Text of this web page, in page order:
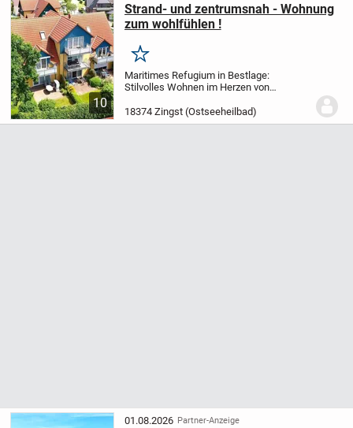
10
Strand- und zentrumsnah - Wohnung
zum wohlfühlen !
Merken
Maritimes Refugium in Bestlage:
Stilvolles Wohnen im Herzen von
Raum-Eigentumswohnung im ersten
Obergeschoss eines gepflegten
18374 Zingst (Ostseeheilbad)
01.08.2026 Partner-Anzeige